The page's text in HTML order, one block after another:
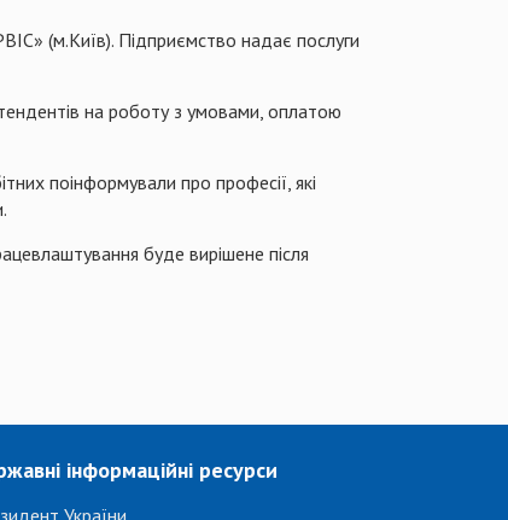
(м.Київ). Підприємство надає послуги
на роботу з умовами, оплатою
поінформували про професії, які
буде вирішене після
інформаційні ресурси